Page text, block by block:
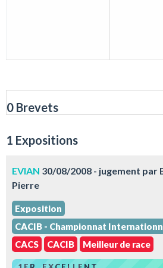
0 Brevets
1 Expositions
EVIAN 30/08/2008 - jugement par
Pierre
Exposition
CACIB - Championnat
CACS
CACIB Meilleur de race